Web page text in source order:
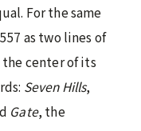
For the same
as two lines of
center of its
Seven Hills,
Gate, the